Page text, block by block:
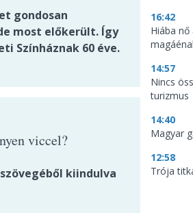
gondosan
most előkerült. Így
Színháznak 60 éve.
viccel?
kiindulva
16:42
Hiába
14:57
Nincs
turizmus
14:40
Magyar
12:58
Trója